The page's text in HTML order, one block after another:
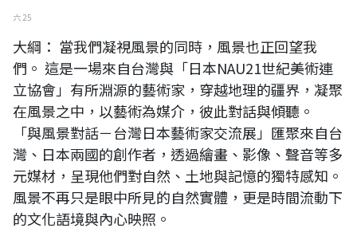
六 25
大綱： 當我們凝視風景的同時，風景也正回望我
們。 這是一場來自台灣與「日本NAU21世紀美術連
立協會」有所淵源的藝術家，穿越地理的疆界，凝聚
在風景之中，以藝術為媒介，彼此對話與傾聽。
「與風景對話－台灣日本藝術家交流展」匯聚來自台
灣、日本兩國的創作者，透過繪畫、影像、聲音等多
元媒材，呈現他們對自然、土地與記憶的獨特感知。
風景不再只是眼中所見的自然實體，更是時間流動下
的文化語境與內心映照。